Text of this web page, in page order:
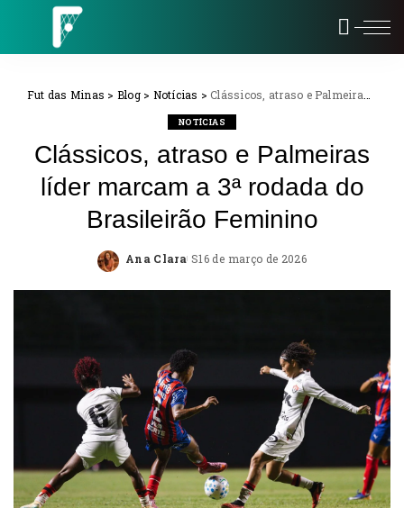
Fut das Minas > Blog> Notícias >Clássicos, atraso e Palmeiras líder marcam a 3ª rodada do Brasileirão Feminino
NOTÍCIAS
Clássicos, atraso e Palmeiras
líder marcam a 3ª rodada do
Brasileirão Feminino
Posted
Ana Clara 16 de março de 2026